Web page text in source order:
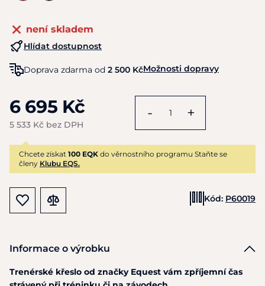
není skladem
Hlídat dostupnost
Doprava zdarma od 2 500 KčMožnosti dopravy
6 695 Kč
5 533 Kč bez DPH
- +
Chcete získat 100 EQK do věrnostního programu Staňte se
členy Klubu EQS.
Kód: P60019
Informace o výrobku
Trenérské křeslo od značky Equest vám zpříjemní čas